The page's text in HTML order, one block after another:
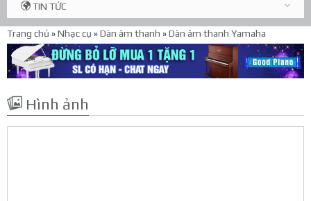
TIN TỨC
Trang chủ »Nhạc cụ »Dàn âm thanh »Dàn âm thanh Yamaha
Hình ảnh